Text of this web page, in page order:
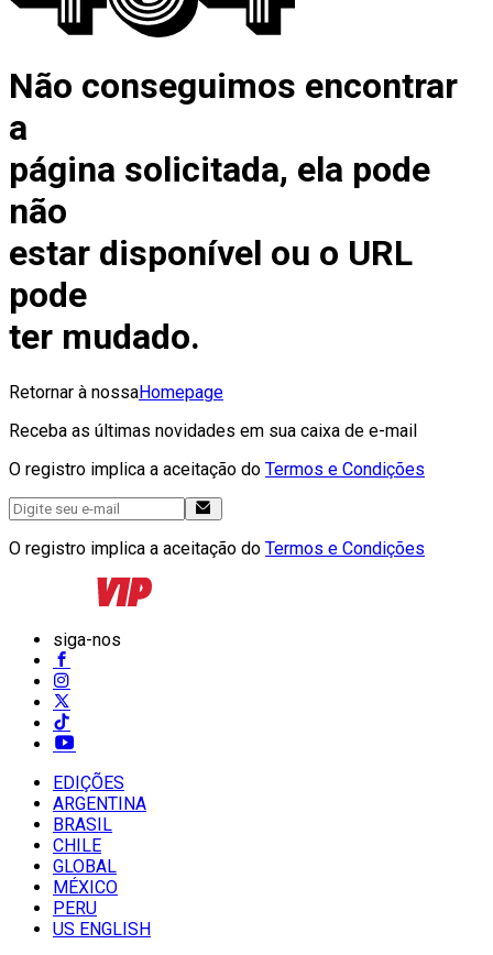
Não conseguimos encontrar
a
página solicitada, ela pode
não
estar disponível ou o URL
pode
ter mudado.
Retornar à nossaHomepage
Receba as últimas novidades em sua caixa de e-mail
O registro implica a aceitação do Termos e Condições
O registro implica a aceitação do Termos e Condições
siga-nos
EDIÇÕES
ARGENTINA
BRASIL
CHILE
GLOBAL
MÉXICO
PERU
US ENGLISH